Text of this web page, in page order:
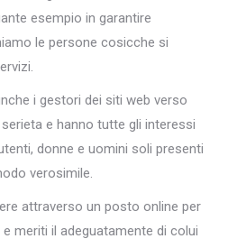
esempio in garantire
le persone cosicche si
i gestori dei siti web verso
e hanno tutte gli interessi
donne e uomini soli presenti
verosimile.
attraverso un posto online per
meriti il adeguatamente di colui